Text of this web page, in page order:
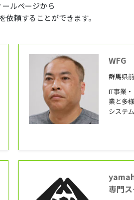
ールページから
依頼することができます。
WFG
群馬県
IT事業
業と多
システ
専門